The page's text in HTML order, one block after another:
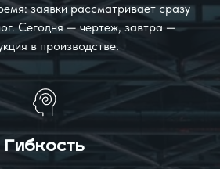
заявки рассматривает сразу
Сегодня — чертеж, завтра —
в производстве.
Гибкость